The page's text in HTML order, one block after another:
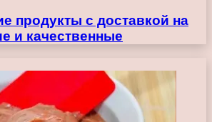
продукты с доставкой на
и качественные